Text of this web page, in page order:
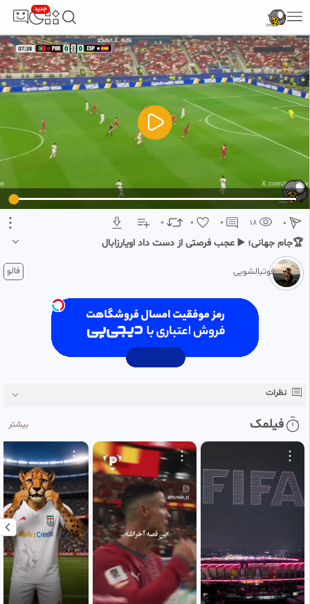
جدید
تبلیغ 1 از 2
0 0 0 18 0
🏆جام جهانی؛ ▶️ عجب فرصتی از دست داد اویارزابال
🏆جام جهانی؛
▶️ عجب فرصتی از دست داد؛ تک‌به‌تکی که اویارزابال از دست داد!
فوتبالشویی فالو
نظرات
فیلمک بیشتر